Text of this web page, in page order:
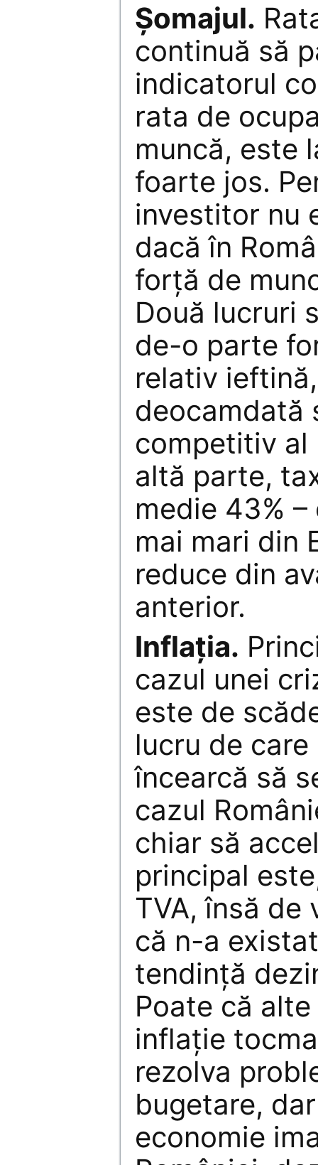
Șomajul.
continuă să
indicatorul
rata de
muncă, este
foarte jos.
investitor nu
dacă în
forţă de
Două lucruri
de-o parte
relativ
deocamdată
competitiv al
altă parte,
medie 43%
mai mari din
reduce din
anterior.
Inflaţia.
cazul unei
este de
lucru de
încearcă să
cazul
chiar să
principal
TVA, însă de
că n-a
tendinţă
Poate că
inflaţie
rezolva
bugetare,
economie